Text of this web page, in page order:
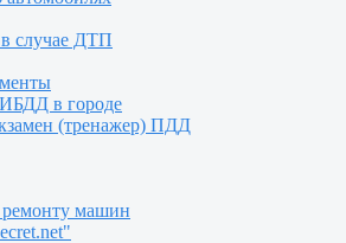
случае ДТП
в городе
(тренажер) ПДД
ремонту машин